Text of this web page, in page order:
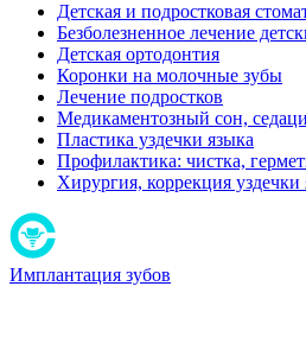
Детская и подростковая
Безболезненное лечение
Детская ортодонтия
Коронки на молочные зубы
Лечение подростков
Медикаментозный сон,
Пластика уздечки языка
Профилактика: чистка,
Хирургия, коррекция
Имплантация зубов